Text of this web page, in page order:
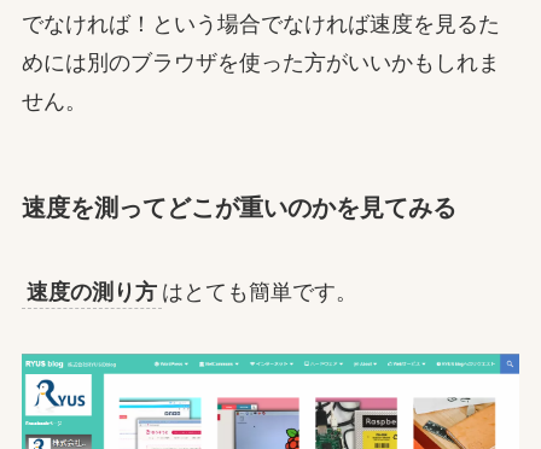
でなければ！という場合でなければ速度を見るた
めには別のブラウザを使った方がいいかもしれま
せん。
速度を測ってどこが重いのかを見てみる
速度の測り方 はとても簡単です。